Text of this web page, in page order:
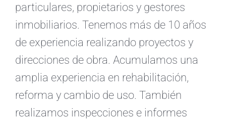
particulares, propietarios y gestores
inmobiliarios. Tenemos más de 10 años
de experiencia realizando proyectos y
direcciones de obra. Acumulamos una
amplia experiencia en rehabilitación,
reforma y cambio de uso. También
realizamos inspecciones e informes